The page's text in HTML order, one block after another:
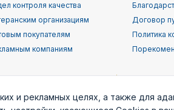
контроля качества
организациям
покупателям
компаниям
Договор
Политика
и рекламных целях, а также для